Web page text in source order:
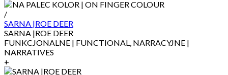
/
SARNA |ROE DEER
SARNA |ROE DEER
FUNKCJONALNE | FUNCTIONAL, NARRACYJNE |
NARRATIVES
+